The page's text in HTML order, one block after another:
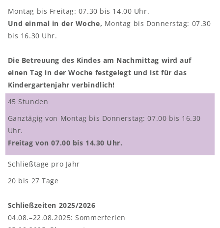
Pädagogischer Ansatz
Situativer Ansatz
Freispiel
Tagesablauf
Kindergarten
Montag bis Freitag: 07.30 bis 14.00 Uhr.
Und einmal in der Woche, Montag bis Donnerstag: 07.30
bis 16.30 Uhr.
Die Betreuung des Kindes am Nachmittag wird auf
einen Tag in der Woche festgelegt und ist für das
Kindergartenjahr verbindlich!
45 Stunden
Ganztägig von Montag bis Donnerstag: 07.00 bis 16.30
Uhr.
Freitag von 07.00 bis 14.30 Uhr.
Schließtage pro Jahr
20 bis 27 Tage
Schließzeiten 2025/2026
04.08.–22.08.2025: Sommerferien